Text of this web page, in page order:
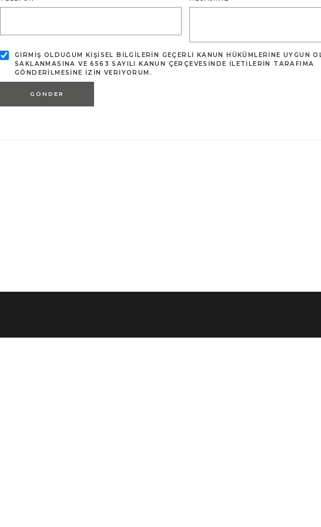
GIRMIŞ OLDUĞUM KIŞISEL BILGILERIN GEÇERLI KANUN HÜKÜMLERINE UYGUN
SAKLANMASINA VE 6563 SAYILI KANUN ÇERÇEVESINDE ILETILERIN TARAFIMA
GÖNDERILMESINE IZIN VERIYORUM.
GÖNDER